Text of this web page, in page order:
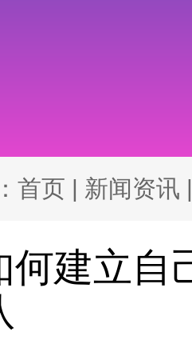
首页 | 新闻资讯 |
何建立自